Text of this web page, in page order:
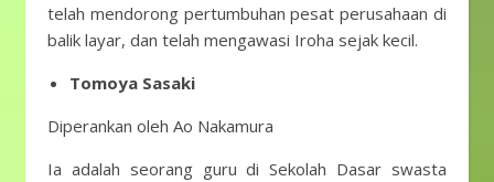
telah mendorong pertumbuhan pesat perusahaan di
balik layar, dan telah mengawasi Iroha sejak kecil.
Tomoya Sasaki
Diperankan oleh Ao Nakamura
Ia adalah seorang guru di Sekolah Dasar swasta